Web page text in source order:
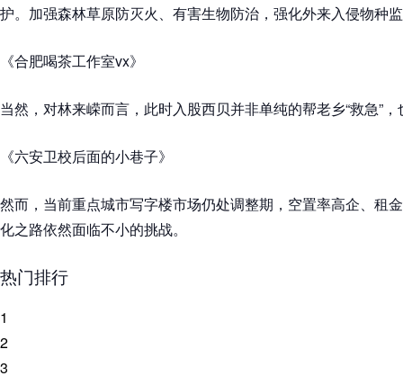
护。加强森林草原防灭火、有害生物防治，强化外来入侵物种
《合肥喝茶工作室vx》
当然，对林来嵘而言，此时入股西贝并非单纯的帮老乡“救急”
《六安卫校后面的小巷子》
然而，当前重点城市写字楼市场仍处调整期，空置率高企、租
化之路依然面临不小的挑战。
热门排行
1
2
3